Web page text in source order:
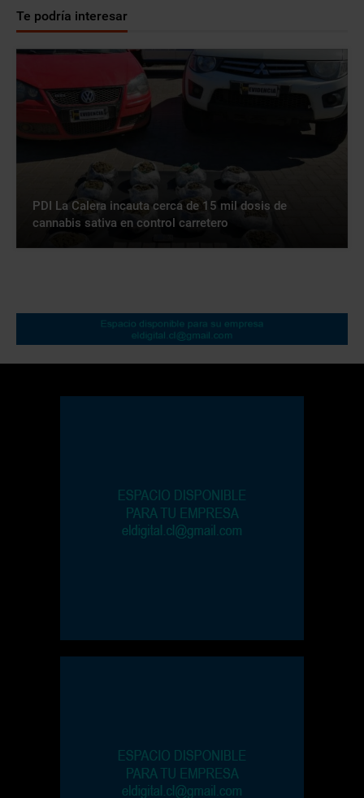
Te podría interesar
PDI La Calera incauta cerca de 15 mil dosis de
cannabis sativa en control carretero